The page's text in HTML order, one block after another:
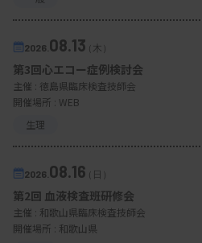
2026. 08.13（木）
第3回心エコー症例検討会
主催 : 徳島県臨床検査技師会
開催場所 : WEB
生理
2026. 08.16（日）
第2回 血液検査班研修会
主催 : 和歌山県臨床検査技師会
開催場所 : 和歌山県